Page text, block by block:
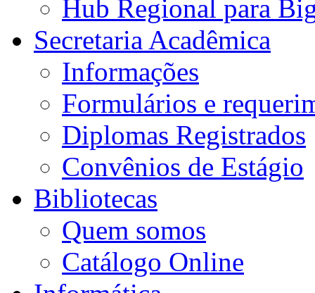
Hub Regional para
Secretaria Acadêmica
Informações
Formulários e
Diplomas Registrados
Convênios de Estágio
Bibliotecas
Quem somos
Catálogo Online